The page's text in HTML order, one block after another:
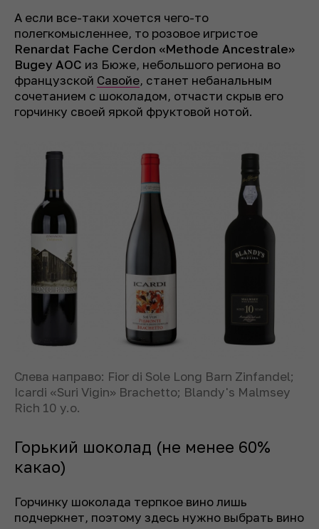
А если все-таки хочется чего-то
полегкомысленнее, то розовое игристое
Renardat Fache Cerdon «Methode Ancestrale»
Bugey AOC из Бюже, небольшого региона во
французской Савойе, станет небанальным
сочетанием с шоколадом, отчасти скрыв его
горчинку своей яркой фруктовой нотой.
Слева направо: Fior di Sole Long Barn Zinfandel;
Icardi «Suri Vigin» Brachetto; Blandy's Malmsey
Rich 10 y.o.
Горький шоколад (не менее 60%
какао)
Горчинку шоколада терпкое вино лишь
подчеркнет, поэтому здесь нужно выбрать вино